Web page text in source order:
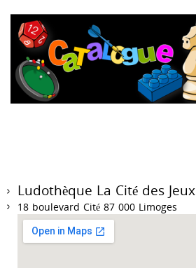
Ludothèque La Cité des Jeux
18 boulevard Cité 87 000 Limoges